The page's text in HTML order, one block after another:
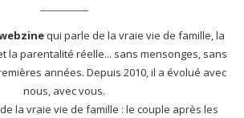
qui parle de la vraie vie de famille, la
la parentalité réelle... sans mensonges, sans
années. Depuis 2010, il a évolué avec
nous, avec vous.
la vraie vie de famille : le couple après les